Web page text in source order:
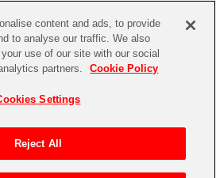
STORE EVENT
content and ads, to provide
to analyse our traffic. We also
use of our site with our social
partners.
Cookie Policy
Settings
Reject All